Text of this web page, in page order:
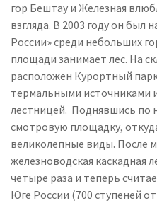
гор Бештау и Железная
взгляда. В 2003 году он был
России» среди небольших
площади занимает лес. На
расположен Курортный
термальными источниками
лестницей. Поднявшись по
смотровую площадку,
великолепные виды. После
железноводская каскадная
четыре раза и теперь
Юге России (700 ступеней